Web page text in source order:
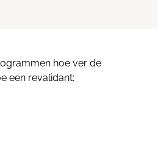
hoe ver de
een revalidant: